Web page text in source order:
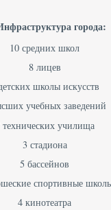
города:
10 средних школ
8 лицев
школы искусств
учебных заведений
технических училища
3 стадиона
5 бассейнов
спортивные
4 кинотеатра